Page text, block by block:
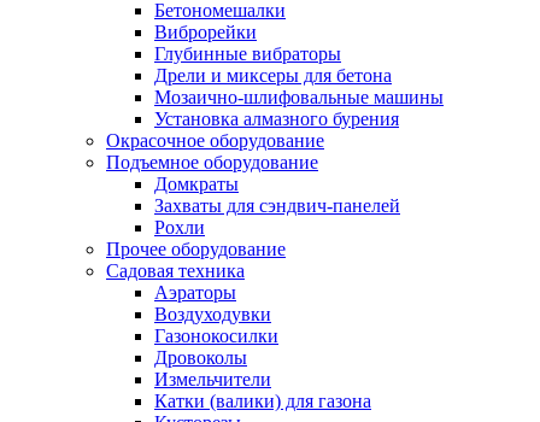
Бетономешалки
Виброрейки
Глубинные вибраторы
Дрели и миксеры для бетона
Мозаично-шлифовальные машины
Установка алмазного бурения
Окрасочное оборудование
Подъемное оборудование
Домкраты
Захваты для сэндвич-панелей
Рохли
Прочее оборудование
Садовая техника
Аэраторы
Воздуходувки
Газонокосилки
Дровоколы
Измельчители
Катки (валики) для газона